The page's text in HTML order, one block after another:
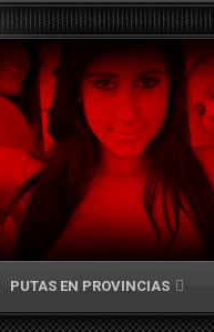
PUTAS EN PROVINCIAS